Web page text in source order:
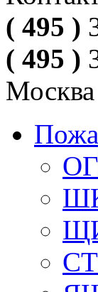
( 495 )
( 495 )
Москва